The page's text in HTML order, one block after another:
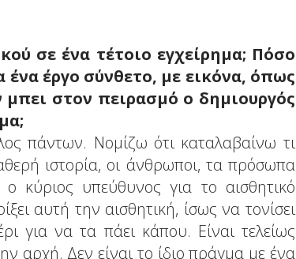
σε ένα τέτοιο εγχείρημα; Πόσο
ένα έργο σύνθετο, με εικόνα, όπως
στον πειρασμό ο δημιουργός
πάντων. Νομίζω ότι καταλαβαίνω τι
ιστορία, οι άνθρωποι, τα πρόσωπα
κύριος υπεύθυνος για το αισθητικό
αυτή την αισθητική, ίσως να τονίσει
για να τα πάει κάπου. Είναι τελείως
αρχή. Δεν είναι το ίδιο πράγμα με ένα